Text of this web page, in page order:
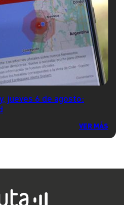
jueves 6 de agosto:
VER MÁS